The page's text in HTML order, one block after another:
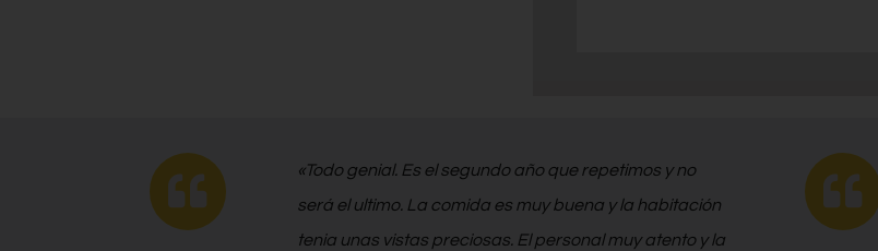
«Todo genial. Es el segundo año que repetimos y no
será el ultimo. La comida es muy buena y la habitación
tenia unas vistas preciosas. El personal muy atento y la